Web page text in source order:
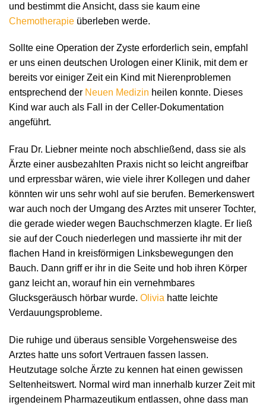
und bestimmt die Ansicht, dass sie kaum eine
Chemotherapie überleben werde.
Sollte eine Operation der Zyste erforderlich sein, empfahl
er uns einen deutschen Urologen einer Klinik, mit dem er
bereits vor einiger Zeit ein Kind mit Nierenproblemen
entsprechend der Neuen Medizin heilen konnte. Dieses
Kind war auch als Fall in der Celler-Dokumentation
angeführt.
Frau Dr. Liebner meinte noch abschließend, dass sie als
Ärzte einer ausbezahlten Praxis nicht so leicht angreifbar
und erpressbar wären, wie viele ihrer Kollegen und daher
könnten wir uns sehr wohl auf sie berufen. Bemerkenswert
war auch noch der Umgang des Arztes mit unserer Tochter,
die gerade wieder wegen Bauchschmerzen klagte. Er ließ
sie auf der Couch niederlegen und massierte ihr mit der
flachen Hand in kreisförmigen Linksbewegungen den
Bauch. Dann griff er ihr in die Seite und hob ihren Körper
ganz leicht an, worauf hin ein vernehmbares
Glucksgeräusch hörbar wurde. Olivia hatte leichte
Verdauungsprobleme.
Die ruhige und überaus sensible Vorgehensweise des
Arztes hatte uns sofort Vertrauen fassen lassen.
Heutzutage solche Ärzte zu kennen hat einen gewissen
Seltenheitswert. Normal wird man innerhalb kurzer Zeit mit
irgendeinem Pharmazeutikum entlassen, ohne dass man